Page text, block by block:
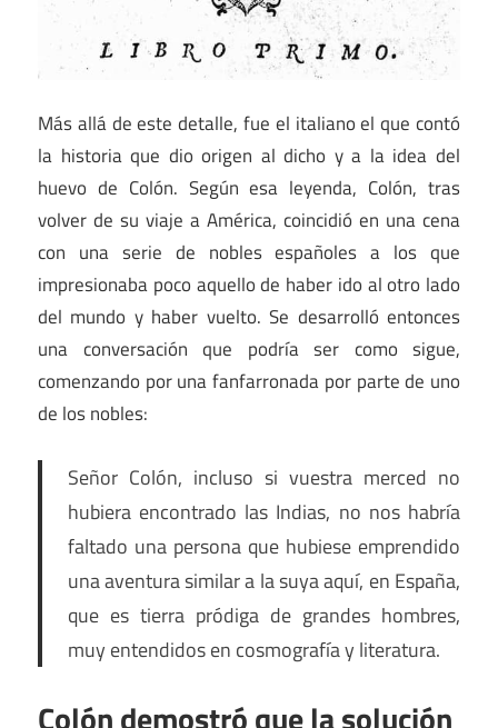
Más allá de este detalle, fue el italiano el que contó
la historia que dio origen al dicho y a la idea del
huevo de Colón. Según esa leyenda, Colón, tras
volver de su viaje a América, coincidió en una cena
con una serie de nobles españoles a los que
impresionaba poco aquello de haber ido al otro lado
del mundo y haber vuelto. Se desarrolló entonces
una conversación que podría ser como sigue,
comenzando por una fanfarronada por parte de uno
de los nobles:
Señor Colón, incluso si vuestra merced no
hubiera encontrado las Indias, no nos habría
faltado una persona que hubiese emprendido
una aventura similar a la suya aquí, en España,
que es tierra pródiga de grandes hombres,
muy entendidos en cosmografía y literatura.